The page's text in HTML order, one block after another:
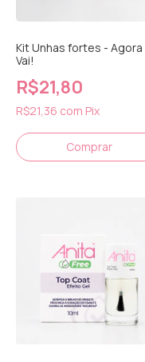
Kit Unhas fortes - Agora
Vai!
R$21,80
R$21,36 com Pix